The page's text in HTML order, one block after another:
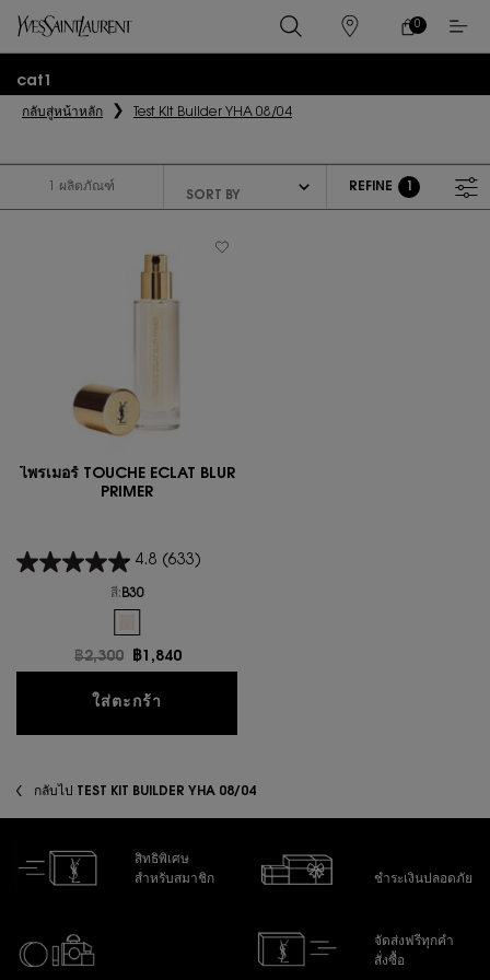
ร้าน
ค้า
ตะกร้า
0
0 PRODUCT IN
cat1
กลับสู่หน้าหลัก Test Kit Builder YHA 08/04
1 ผลิตภัณฑ์ REFINE
FILTER MENU
1
FILTER APPLIED
ไพรเมอร์ TOUCHE ECLAT BLUR
PRIMER
4.8 (633)
สี: B30
ราคาเก่า
฿2,300 ราคาใหม่
฿1,840
ใส่ตะกร้า
กลับไป TEST KIT BUILDER YHA 08/04
สิทธิพิเศษ
สำหรับสมาชิก
ชำระเงินปลอดภัย
จัดส่งฟรีทุกคำ
สั่งซื้อ